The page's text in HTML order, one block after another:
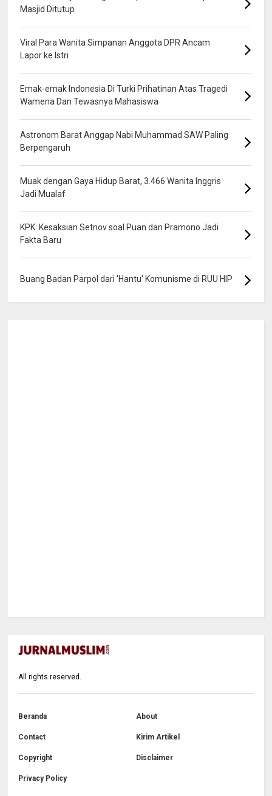
Masjid Ditutup
Viral Para Wanita Simpanan Anggota DPR Ancam
Lapor ke Istri
Emak-emak Indonesia Di Turki Prihatinan Atas Tragedi
Wamena Dan Tewasnya Mahasiswa
Astronom Barat Anggap Nabi Muhammad SAW Paling
Berpengaruh
Muak dengan Gaya Hidup Barat, 3.466 Wanita Inggris
Jadi Mualaf
KPK: Kesaksian Setnov soal Puan dan Pramono Jadi
Fakta Baru
Buang Badan Parpol dari 'Hantu' Komunisme di RUU HIP
All rights reserved.
Beranda About
Contact Kirim Artikel
Copyright Disclaimer
Privacy Policy